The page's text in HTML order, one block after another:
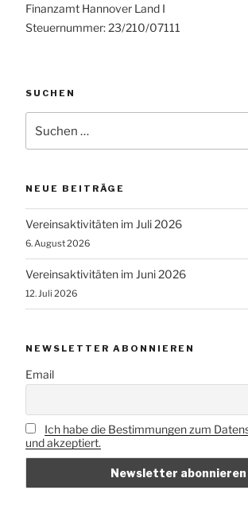
Finanzamt Hannover Land I
Steuernummer: 23/210/07111
SUCHEN
nach:
NEUE BEITRÄGE
Vereinsaktivitäten im Juli 2026
6. August 2026
Vereinsaktivitäten im Juni 2026
12. Juli 2026
NEWSLETTER ABONNIEREN
Email
Ich habe die Bestimmungen zum
und akzeptiert.